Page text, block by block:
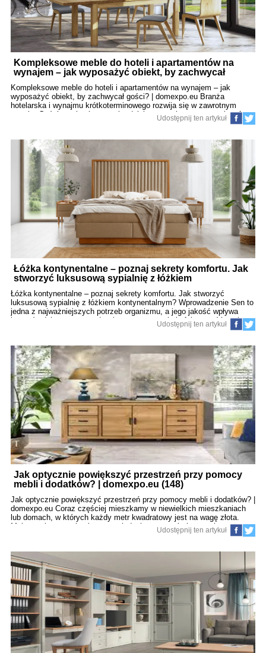
Kompleksowe meble do hoteli i apartamentów na
wynajem – jak wyposażyć obiekt, by zachwycał
Kompleksowe meble do hoteli i apartamentów na wynajem – jak
wyposażyć obiekt, by zachwycał gości? | domexpo.eu Branża
hotelarska i wynajmu krótkoterminowego rozwija się w zawrotnym
tempie. Goście stają się coraz bardziej wymagający, a ocena komfortu
pobytu opiera się już nie tylko na lokalizacji czy obsłudze, lecz w
apartamentów na wynajem stanowią więc nie tylko praktyczne
elementy wnętrza, ale również potężne narzędzie marketingowe i
sposób na budowanie wyjątkowego doświadczenia gościa. W tym
artykule omówimy: jakie meble są niezbędne w hotelach i
apartamentach na wynajem, jak dobrać je do standardu obiektu, jakie
style i materiały sprawdzą się najlepiej, jak planować budżet na
wyposażenie, a także dlaczego warto inwestować w meble na wymiar i
Udostępnij ten artykuł
Łóżka kontynentalne – poznaj sekrety komfortu. Jak
stworzyć luksusową sypialnię z łóżkiem
Łóżka kontynentalne – poznaj sekrety komfortu. Jak stworzyć
luksusową sypialnię z łóżkiem kontynentalnym? Wprowadzenie Sen to
jedna z najważniejszych potrzeb organizmu, a jego jakość wpływa
bezpośrednio na nasze zdrowie, samopoczucie i efektywność w ciągu
dnia. Coraz więcej osób szuka więc rozwiązań, które podniosą komfort
hoteli, w ostatnich latach stały się marzeniem wielu właścicieli domów
i mieszkań. Czym dokładnie są, jak działają i jak wybrać najlepsze
łóżko kontynentalne dla siebie? Zapraszamy do lektury obszernego
poradnika, który rozwieje Twoje wątpliwości i pomoże stworzyć
wyjątkową, elegancką sypialnię. Co wyróżnia łóżko kontynentalne?
Łóżko kontynentalne to przede wszystkim unikalna budowa, w której
zamiast tradycyjnego st
Udostępnij ten artykuł
Jak optycznie powiększyć przestrzeń przy pomocy
mebli i dodatków? | domexpo.eu (148)
Jak optycznie powiększyć przestrzeń przy pomocy mebli i dodatków? |
domexpo.eu Coraz częściej mieszkamy w niewielkich mieszkaniach
lub domach, w których każdy metr kwadratowy jest na wagę złota.
Małe pomieszczenia nie muszą jednak oznaczać ciasnoty i
przytłoczenia – odpowiednia aranżacja mebli i dodatków pozwala
jasnego i komfortowego. Ten artykuł to szczegółowy przewodnik po
sprawdzonych sposobach na optyczne powiększenie przestrzeni – bez
potrzeby przeprowadzania kosztownego remontu. Spis treści Kolory
ścian i sufitu – od czego zacząć? Jakie meble wybrać do małego
wnętrza? Lustra – sprzymierzeńcy małych przestrzeni Otwarte regały i
lekkie meble Wielofunkcyjne rozwiązania – oszczędność miejsca Jak
oświetlenie wpływa na optyczn
Udostępnij ten artykuł